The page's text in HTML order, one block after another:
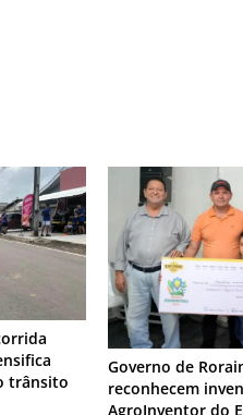
trânsito
Governo de
reconhecem
AgroInventor do